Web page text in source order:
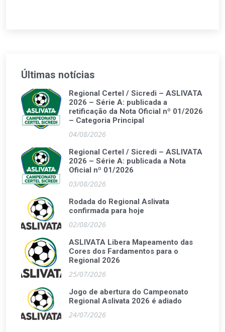
Últimas notícias
Regional Certel / Sicredi – ASLIVATA
2026 – Série A: publicada a
retificação da Nota Oficial nº 01/2026
– Categoria Principal
04/08/2026
Regional Certel / Sicredi – ASLIVATA
2026 – Série A: publicada a Nota
Oficial nº 01/2026
03/08/2026
Rodada do Regional Aslivata
confirmada para hoje
02/08/2026
ASLIVATA Libera Mapeamento das
Cores dos Fardamentos para o
Regional 2026
25/07/2026
Jogo de abertura do Campeonato
Regional Aslivata 2026 é adiado
24/07/2026